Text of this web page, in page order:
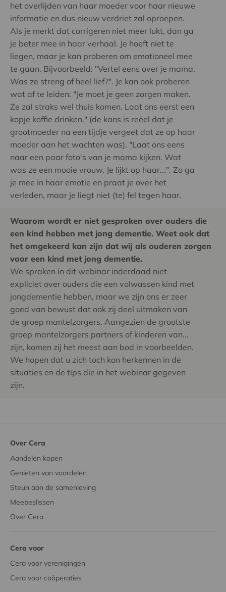
het overlijden van haar moeder voor haar nieuwe
informatie en dus nieuw verdriet zal oproepen.
Als je merkt dat corrigeren niet meer lukt, dan ga
je beter mee in haar verhaal. Je hoeft niet te
liegen, maar je kan proberen om emotioneel mee
te gaan. Bijvoorbeeld: "Vertel eens over je mama.
Was ze streng of heel lief?". Je kan ook proberen
wat af te leiden: "Je moet je geen zorgen maken.
Ze zal straks wel thuis komen. Laat ons eerst een
kopje koffie drinken." (de kans is reëel dat je
grootmoeder na een tijdje vergeet dat ze op haar
moeder aan het wachten was). "Laat ons eens
naar een paar foto's van je mama kijken. Wat
was ze een mooie vrouw. Je lijkt op haar...". Zo ga
je mee in haar emotie en praat je over het
verleden, maar je liegt niet (te) fel tegen haar.
Waarom wordt er niet gesproken over ouders die
een kind hebben met jong dementie. Weet ook dat
het omgekeerd kan zijn dat wij als ouderen zorgen
voor een kind met jong dementie.
We spraken in dit webinar inderdaad niet
expliciet over ouders die een volwassen kind met
jongdementie hebben, maar we zijn ons er zeer
goed van bewust dat ook zij deel uitmaken van
de groep mantelzorgers. Aangezien de grootste
groep mantelzorgers partners of kinderen van...
zijn, komen zij het meest aan bod in voorbeelden.
We hopen dat u zich toch kon herkennen in de
situaties en de tips die in het webinar gegeven
zijn.
Over Cera
Aandelen kopen
Genieten van voordelen
Steun aan de samenleving
Meebeslissen
Over Cera
Cera voor
Cera voor verenigingen
Cera voor coöperaties